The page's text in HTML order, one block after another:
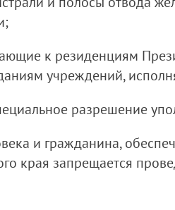
к резиденциям
учреждений,
разрешение
и гражданина,
края запрещается